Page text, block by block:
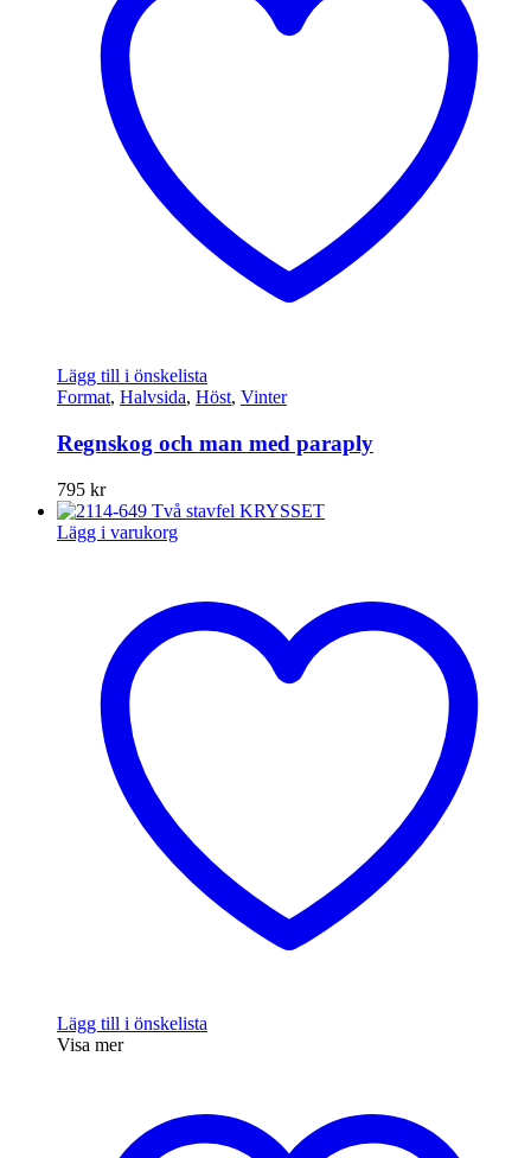
Lägg till i önskelista
Format, Halvsida, Höst, Vinter
Regnskog och man med paraply
795 kr
Lägg i varukorg
Lägg till i önskelista
Visa mer